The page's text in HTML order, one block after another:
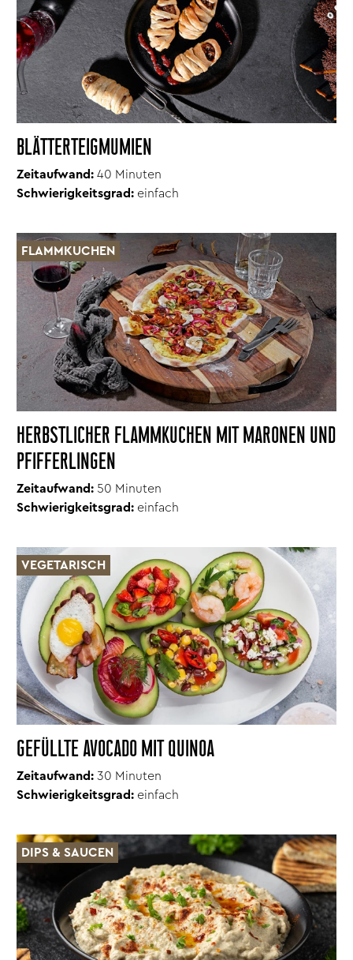
BLÄTTERTEIGMUMIEN
Zeitaufwand: 40 Minuten
Schwierigkeitsgrad: einfach
HERBSTLICHER FLAMMKUCHEN MIT MARONEN UND
PFIFFERLINGEN
FLAMMKUCHEN
Zeitaufwand: 50 Minuten
Schwierigkeitsgrad: einfach
GEFÜLLTE AVOCADO MIT QUINOA
VEGETARISCH
Zeitaufwand: 30 Minuten
Schwierigkeitsgrad: einfach
DIPS & SAUCEN